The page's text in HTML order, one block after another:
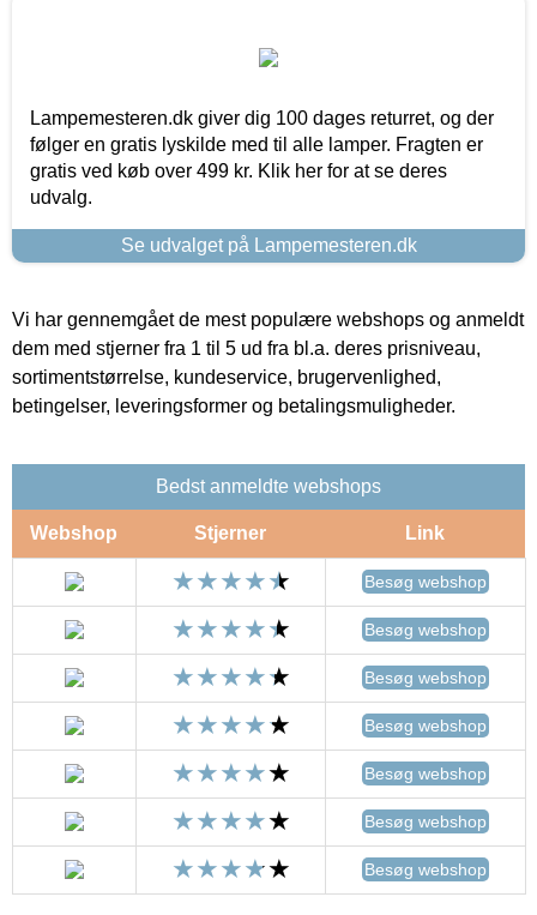
Lampemesteren.dk giver dig 100 dages returret, og der
følger en gratis lyskilde med til alle lamper. Fragten er
gratis ved køb over 499 kr. Klik her for at se deres
udvalg.
Se udvalget på Lampemesteren.dk
Vi har gennemgået de mest populære webshops og anmeldt
dem med stjerner fra 1 til 5 ud fra bl.a. deres prisniveau,
sortimentstørrelse, kundeservice, brugervenlighed,
betingelser, leveringsformer og betalingsmuligheder.
Bedst anmeldte webshops
Webshop Stjerner Link
Besøg webshop
Besøg webshop
Besøg webshop
Besøg webshop
Besøg webshop
Besøg webshop
Besøg webshop